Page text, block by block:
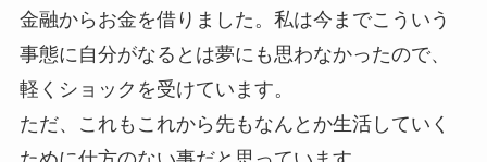
金融からお金を借りました。私は今までこういう
事態に自分がなるとは夢にも思わなかったので、
軽くショックを受けています。
ただ、これもこれから先もなんとか生活していく